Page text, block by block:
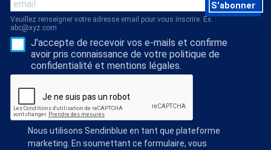
S'abonner
Veuillez renseigner votre adresse email pour vous inscrire. Ex. :
abc@xyz.com
J'accepte de recevoir vos e-mails et confirme
avoir pris connaissance de votre politique de
confidentialité et mentions légales.
Nous utilisons Sendinblue en tant que plateforme
marketing. En soumettant ce formulaire, vous